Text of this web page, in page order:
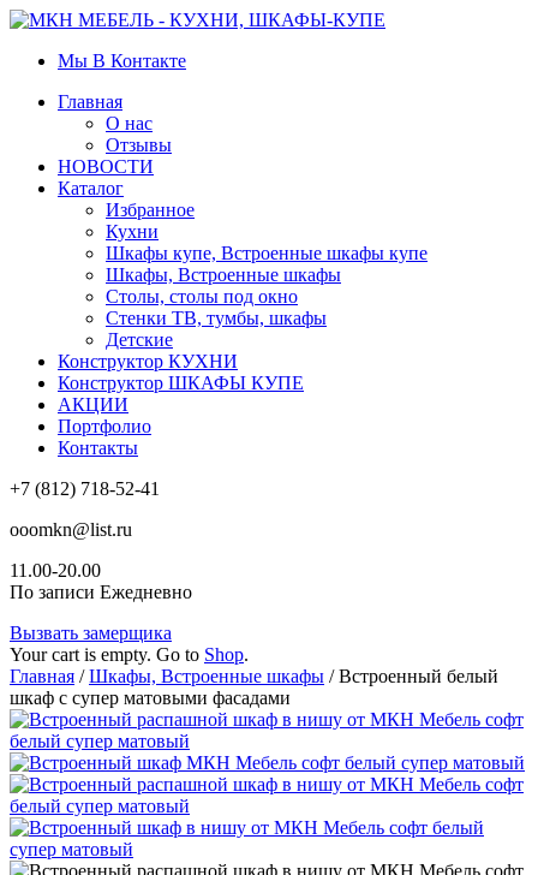
Мы В Контакте
Главная
О нас
Отзывы
НОВОСТИ
Каталог
Избранное
Кухни
Шкафы купе, Встроенные шкафы купе
Шкафы, Встроенные шкафы
Столы, столы под окно
Стенки ТВ, тумбы, шкафы
Детские
Конструктор КУХНИ
Конструктор ШКАФЫ КУПЕ
АКЦИИ
Портфолио
Контакты
+7 (812) 718-52-41
ooomkn@list.ru
11.00-20.00
По записи Ежедневно
Вызвать замерщика
Your cart is empty. Go to Shop.
Главная /Шкафы, Встроенные шкафы / Встроенный белый
шкаф с супер матовыми фасадами